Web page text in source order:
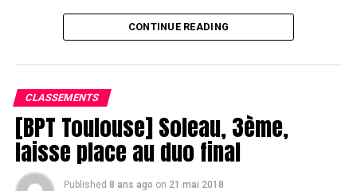
Le champagne va réchauffer si les deux finalistes ne se décident pas !
CONTINUE READING
CLASSEMENTS
[BPT Toulouse] Soleau, 3ème,
laisse place au duo final
Published 8 ans ago on 21 mai 2018